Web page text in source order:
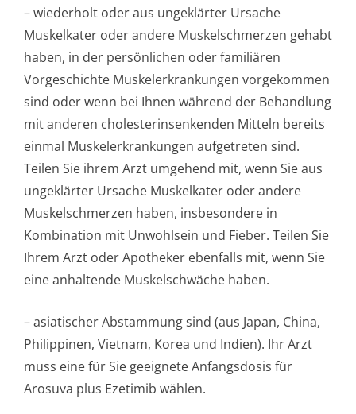
– wiederholt oder aus ungeklärter Ursache
Muskelkater oder andere Muskelschmerzen gehabt
haben, in der persönlichen oder familiären
Vorgeschichte Muskelerkrankungen vorgekommen
sind oder wenn bei Ihnen während der Behandlung
mit anderen cholesterinsen­kenden Mitteln bereits
einmal Muskelerkrankungen aufgetreten sind.
Teilen Sie ihrem Arzt umgehend mit, wenn Sie aus
ungeklärter Ursache Muskelkater oder andere
Muskelschmerzen haben, insbesondere in
Kombination mit Unwohlsein und Fieber. Teilen Sie
Ihrem Arzt oder Apotheker ebenfalls mit, wenn Sie
eine anhaltende Muskelschwäche ha­ben.
– asiatischer Abstammung sind (aus Japan, China,
Philippinen, Vietnam, Korea und Indien). Ihr Arzt
muss eine für Sie geeignete Anfangsdosis für
Arosuva plus Ezetimib wählen.